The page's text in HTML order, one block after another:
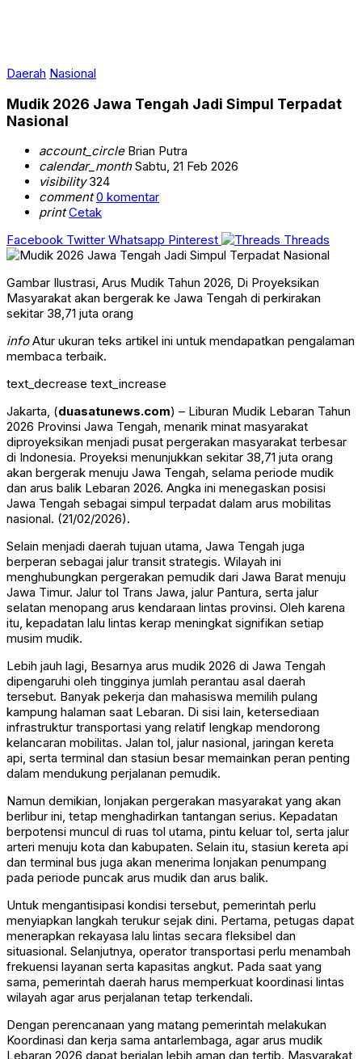
Daerah Nasional
Mudik 2026 Jawa Tengah Jadi Simpul Terpadat
Nasional
account_circleBrian Putra
calendar_monthSabtu, 21 Feb 2026
visibility324
comment 0 komentar
print Cetak
Facebook Twitter Whatsapp Pinterest Threads
Gambar Ilustrasi, Arus Mudik Tahun 2026, Di Proyeksikan
Masyarakat akan bergerak ke Jawa Tengah di perkirakan
sekitar 38,71 juta orang
infoAtur ukuran teks artikel ini untuk mendapatkan pengalaman
membaca terbaik.
text_decrease text_increase
Jakarta, (duasatunews.com) – Liburan Mudik Lebaran Tahun
2026 Provinsi Jawa Tengah, menarik minat masyarakat
diproyeksikan menjadi pusat pergerakan masyarakat terbesar
di Indonesia. Proyeksi menunjukkan sekitar 38,71 juta orang
akan bergerak menuju Jawa Tengah, selama periode mudik
dan arus balik Lebaran 2026. Angka ini menegaskan posisi
Jawa Tengah sebagai simpul terpadat dalam arus mobilitas
nasional. (21/02/2026).
Selain menjadi daerah tujuan utama, Jawa Tengah juga
berperan sebagai jalur transit strategis. Wilayah ini
menghubungkan pergerakan pemudik dari Jawa Barat menuju
Jawa Timur. Jalur tol Trans Jawa, jalur Pantura, serta jalur
selatan menopang arus kendaraan lintas provinsi. Oleh karena
itu, kepadatan lalu lintas kerap meningkat signifikan setiap
musim mudik.
Lebih jauh lagi, Besarnya arus mudik 2026 di Jawa Tengah
dipengaruhi oleh tingginya jumlah perantau asal daerah
tersebut. Banyak pekerja dan mahasiswa memilih pulang
kampung halaman saat Lebaran. Di sisi lain, ketersediaan
infrastruktur transportasi yang relatif lengkap mendorong
kelancaran mobilitas. Jalan tol, jalur nasional, jaringan kereta
api, serta terminal dan stasiun besar memainkan peran penting
dalam mendukung perjalanan pemudik.
Namun demikian, lonjakan pergerakan masyarakat yang akan
berlibur ini, tetap menghadirkan tantangan serius. Kepadatan
berpotensi muncul di ruas tol utama, pintu keluar tol, serta jalur
arteri menuju kota dan kabupaten. Selain itu, stasiun kereta api
dan terminal bus juga akan menerima lonjakan penumpang
pada periode puncak arus mudik dan arus balik.
Untuk mengantisipasi kondisi tersebut, pemerintah perlu
menyiapkan langkah terukur sejak dini. Pertama, petugas dapat
menerapkan rekayasa lalu lintas secara fleksibel dan
situasional. Selanjutnya, operator transportasi perlu menambah
frekuensi layanan serta kapasitas angkut. Pada saat yang
sama, pemerintah daerah harus memperkuat koordinasi lintas
wilayah agar arus perjalanan tetap terkendali.
Dengan perencanaan yang matang pemerintah melakukan
Koordinasi dan kerja sama antarlembaga, agar arus mudik
Lebaran 2026 dapat berjalan lebih aman dan tertib. Masyarakat